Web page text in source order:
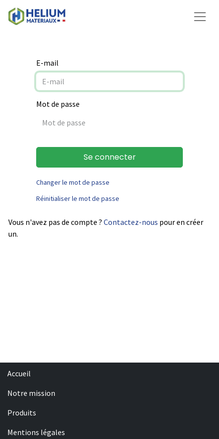
E-mail
Mot de passe
Se connecter
Changer le mot de passe
Réinitialiser le mot de passe
Vous n'avez pas de compte ? Contactez-nous pour en créer
un.
Accueil
Notre mission
Produits
Mentions légales